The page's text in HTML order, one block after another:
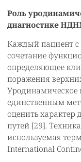
Роль
диагностике
Каждый пациент
сочетание
определяющее
поражения
Уродинамическое
единственным
оценить
путей [29].
используемая
International